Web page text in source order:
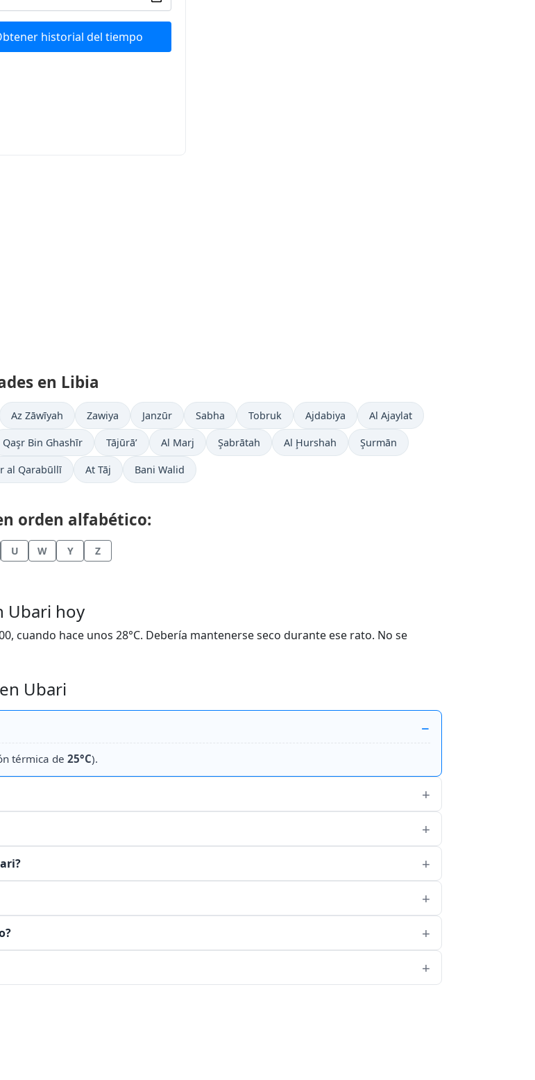
historial del tiempo
en Libia
Az Zāwīyah Zawiya Janzūr Sabha Tobruk Ajdabiya Al Ajaylat
Qaşr Bin Ghashīr Tājūrā’ Al Marj Şabrātah Al Ḩurshah Şurmān
al Qarabūllī At Tāj Bani Walid
orden alfabético:
U W Y Z
Ubari hoy
cuando hace unos 28°C. Debería mantenerse seco durante ese rato. No se
Ubari
térmica de 25°C).